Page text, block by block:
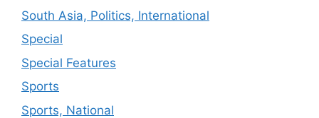
South Asia, Politics, International
Special
Special Features
Sports
Sports, National